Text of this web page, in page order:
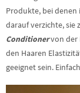
Produkte, bei denen
darauf verzichte, sie
Conditionervon der
den Haaren
geeignet sein.